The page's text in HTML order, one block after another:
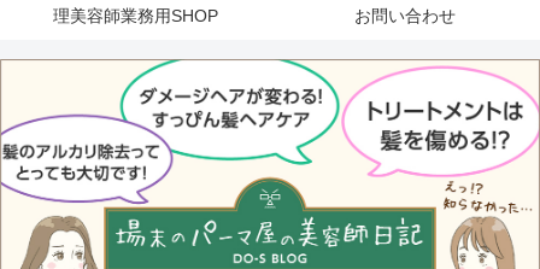
理美容師業務用SHOP お問い合わせ